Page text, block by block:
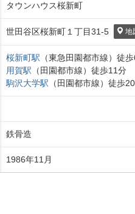
タウンハウス桜新町
世田谷区桜新町１丁目31-5 地
桜新町駅 （東急田園都市線） 徒歩
用賀駅 （ 田園都市線） 徒歩11分
駒沢大学駅 （ 田園都市線） 徒歩20
鉄骨造
1986年11 月